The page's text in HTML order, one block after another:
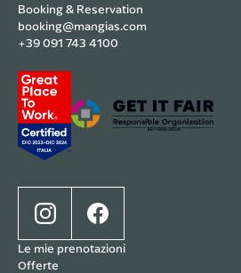
Booking & Reservation
booking@mangias.com
+39 091 743 4100
Le mie prenotazioni
Offerte